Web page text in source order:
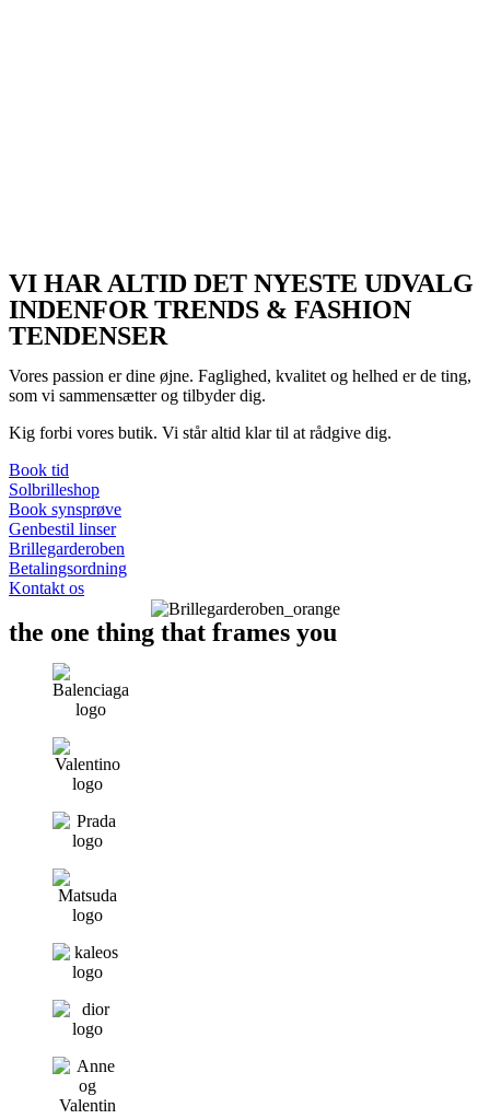
VI HAR ALTID DET NYESTE UDVALG
INDENFOR TRENDS & FASHION
TENDENSER
Vores passion er dine øjne. Faglighed, kvalitet og helhed er de ting,
som vi sammensætter og tilbyder dig.
Kig forbi vores butik. Vi står altid klar til at rådgive dig.
Book tid
Solbrilleshop
Book synsprøve
Genbestil linser
Brillegarderoben
Betalingsordning
Kontakt os
the one thing that frames you